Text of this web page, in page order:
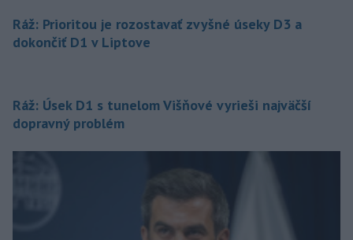
Ráž: Prioritou je rozostavať zvyšné úseky D3 a
dokončiť D1 v Liptove
Ráž: Úsek D1 s tunelom Višňové vyrieši najväčší
dopravný problém